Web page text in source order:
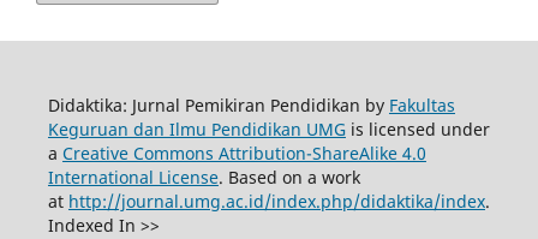
Didaktika: Jurnal Pemikiran Pendidikan by Fakultas
Keguruan dan Ilmu Pendidikan UMGis licensed under
a Creative Commons Attribution-ShareAlike 4.0
International License. Based on a work
at http://journal.umg.ac.id/index.php/didaktika/index.
Indexed In >>